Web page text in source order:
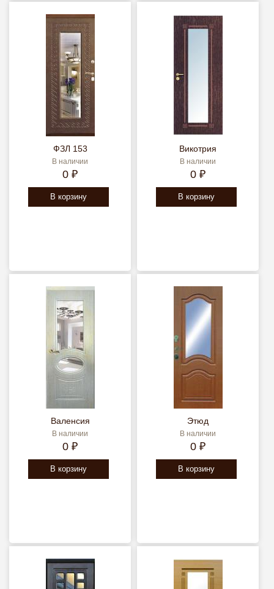
ФЗЛ 153
В наличии
0 ₽
В корзину
Викотрия
В наличии
0 ₽
В корзину
Валенсия
В наличии
0 ₽
В корзину
Этюд
В наличии
0 ₽
В корзину